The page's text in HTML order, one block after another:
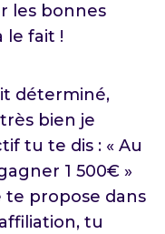
les bonnes
le fait !
déterminé,
bien je
tu te dis : « Au
1 500€ »
te propose dans
tu